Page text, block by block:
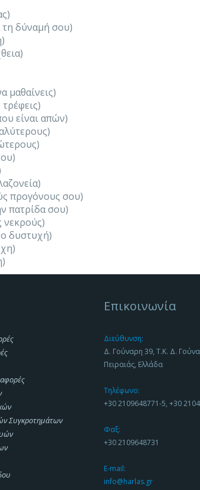
δύναμή σου)
μαθαίνεις)
είναι απών)
προγόνους σου)
πατρίδα σου)
νεκρούς)
δυστυχή)
Συγκροτημάτων
Επικοινωνία
Διεύθυνση:
Δ. Γούναρη 39, Τ.Κ. Δ.
Πειραιάς, Ελλάδα
Τηλέφωνο:
+30 2109648771-5, +30
Φαξ:
+30 2109648731
E-mail:
info@harlas.gr